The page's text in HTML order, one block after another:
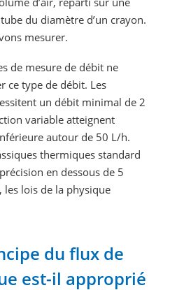
du diamètre d’un crayon.
mesurer.
de mesure de débit ne
ce type de débit. Les
un débit minimal de 2
variable atteignent
autour de 50 L/h.
thermiques standard
en dessous de 5
les lois de la physique
du flux de
est-il approprié